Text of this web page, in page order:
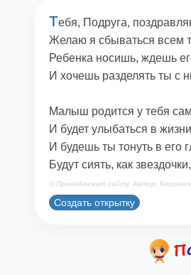
Тебя, Подруга,
Желаю я сбываться всем
Ребенка носишь, ждешь
И хочешь разделять ты с
Малыш родится у тебя
И будет улыбаться в
И будешь ты тонуть в его
Будут сиять, как
© Принадлежит сайту. Автор:
Создать открытку